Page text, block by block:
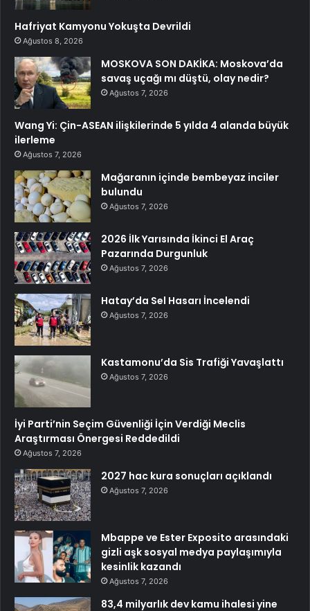
Hafriyat Kamyonu Yokuşta Devrildi
Ağustos 8, 2026
MOSKOVA SON DAKİKA: Moskova’da
savaş uçağı mı düştü, olay nedir?
Ağustos 7, 2026
Wang Yi: Çin-ASEAN ilişkilerinde 5 yılda 4 alanda büyük
ilerleme
Ağustos 7, 2026
Mağaranın içinde bembeyaz inciler
bulundu
Ağustos 7, 2026
2026 İlk Yarısında İkinci El Araç
Pazarında Durgunluk
Ağustos 7, 2026
Hatay’da Sel Hasarı İncelendi
Ağustos 7, 2026
Kastamonu’da Sis Trafiği Yavaşlattı
Ağustos 7, 2026
İyi Parti’nin Seçim Güvenliği İçin Verdiği Meclis
Araştırması Önergesi Reddedildi
Ağustos 7, 2026
2027 hac kura sonuçları açıklandı
Ağustos 7, 2026
Mbappe ve Ester Exposito arasındaki
gizli aşk sosyal medya paylaşımıyla
kesinlik kazandı
Ağustos 7, 2026
83,4 milyarlık dev kamu ihalesi yine